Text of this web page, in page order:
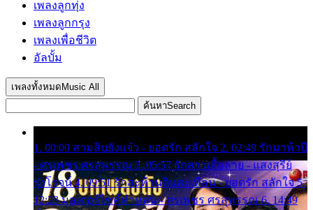
เพลงลูกทุ่ง
เพลงลูกกรุง
เพลงเพื่อชีวิต
อัลบั้ม
เพลงทั้งหมด Music All
ค้นหาSearch
1. 00:00 สามสิบยังแจ๋ว - ยอดรัก สลักใจ 2. 02:49 รักมาห้าปี
- ศรเพชร ศรสุพรรณ 3. 05:57 รักสาวเสื้อลาย - แสงสุรีย์
รุ่งโรจน์ 4. 09:51 รักสะท้านดินสะเทือน - ยอดรัก สลักใจ 5.
12:23 มอเตอร์ไซค์ทำหล่น - ศรเพชร ศรสุพรรณ 6. 14:49